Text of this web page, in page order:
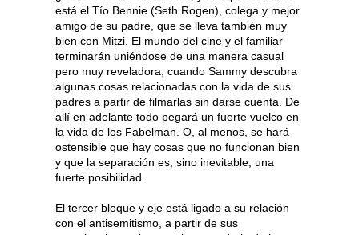
está el Tío Bennie (Seth Rogen), colega y mejor
amigo de su padre, que se lleva también muy
bien con Mitzi. El mundo del cine y el familiar
terminarán uniéndose de una manera casual
pero muy reveladora, cuando Sammy descubra
algunas cosas relacionadas con la vida de sus
padres a partir de filmarlas sin darse cuenta. De
allí en adelante todo pegará un fuerte vuelco en
la vida de los Fabelman. O, al menos, se hará
ostensible que hay cosas que no funcionan bien
y que la separación es, sino inevitable, una
fuerte posibilidad.
El tercer bloque y eje está ligado a su relación
con el antisemitismo, a partir de sus